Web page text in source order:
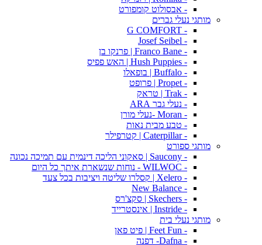
- אבסולוט קומפורט
מותגי נעלי גברים
- G COMFORT
- Josef Seibel
- Franco Bane | פרנקו בן
- Hush Puppies | האש פפיס
- Buffalo | בופאלו
- Propet | פרופט
- Trak | טראק
- נעלי גבר ARA
- Moran -נעלי מורן
- טבע מבית נאות
- Caterpillar | קטרפילר
מותגי ספורט
- Saucony | סאקוני הליכה דינמית עם תמיכה נכונה
- WILWOC - נוחות שנשארת איתך כל היום
- Xelero | קסלרו שליטה ויציבות בכל צעד
- New Balance
- Skechers | סקצ'רס
- Instride | אינסטרייד
מותגי נעלי בית
- Feet Fun | פיט פאן
- Dafna- דפנה